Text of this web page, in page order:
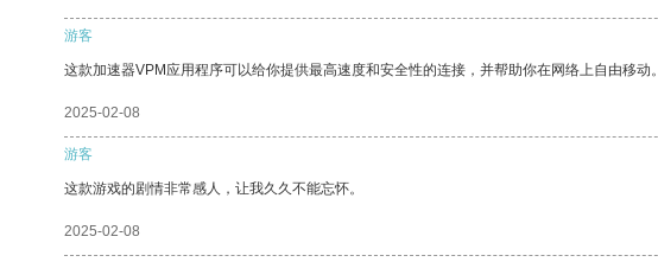
游客
这款加速器VPM应用程序可以给你提供最高速度和安全性的连接，并帮助你在网络上自由移动。
2025-02-08
游客
这款游戏的剧情非常感人，让我久久不能忘怀。
2025-02-08